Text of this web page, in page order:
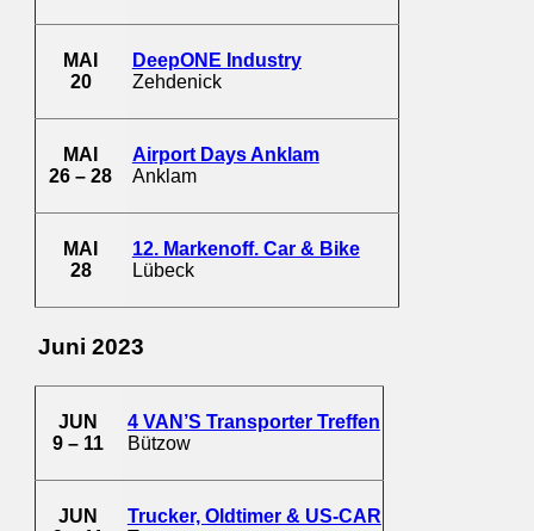
MAI
20
DeepONE Industry
Zehdenick
MAI
26 – 28
Airport Days Anklam
Anklam
MAI
28
12. Markenoff. Car & Bike
Lübeck
Juni 2023
JUN
9 – 11
4 VAN’S Transporter Treffen
Bützow
JUN
Trucker, Oldtimer & US-CAR